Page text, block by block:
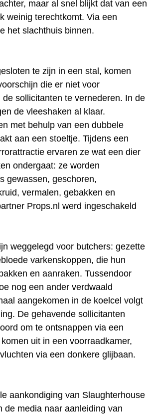
maar al snel blijkt dat van een
weinig terechtkomt. Via een
het slachthuis binnen.
te zijn in een stal, komen
die er niet voor
sollicitanten te vernederen. In de
de vleeshaken al klaar.
met behulp van een dubbele
aan een stoeltje. Tijdens een
ervaren ze wat een dier
ondergaat: ze worden
gewassen, geschoren,
vermalen, gebakken en
Props.nl werd ingeschakeld
weggelegd voor butchers: gezette
varkenskoppen, die hun
en aanraken. Tussendoor
nog een ander verdwaald
aangekomen in de koelcel volgt
De gehavende sollicitanten
om te ontsnappen via een
uit in een voorraadkamer,
via een donkere glijbaan.
aankondiging van Slaughterhouse
de media naar aanleiding van